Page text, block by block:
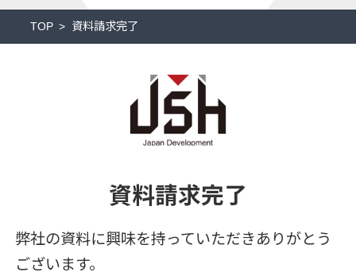
TOP 資料請求完了
資料請求完了
弊社の資料に興味を持っていただきありがとう
ございます。